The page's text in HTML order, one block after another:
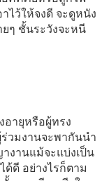
ไว้ให้จงดี จะดูหนัง
ยๆ ชั้นระวังจะหนี
อายุหรือผู้ทรง
มงานจะพากันนำ
งานแม้จะแบ่งเป็น
ด้ดี อย่างไรก็ตาม